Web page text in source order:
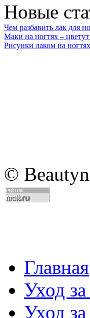
Новые
Чем разбавить лак для
Маки на ногтях –
Рисунки лаком на
©
Главная
Уход
Уход